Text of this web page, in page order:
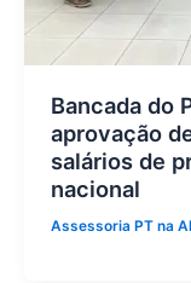
Bancada do
aprovação
salários de
nacional
Assessoria PT na